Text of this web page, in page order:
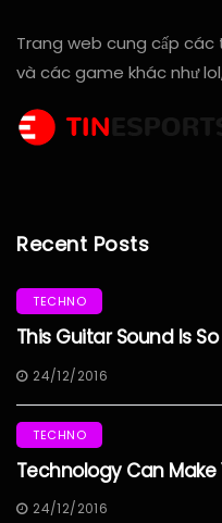
Trang web cung cấp
và các game khác như
Recent Posts
TECHNO
This Guitar Sound Is
24/12/2016
TECHNO
Technology Can Make
24/12/2016